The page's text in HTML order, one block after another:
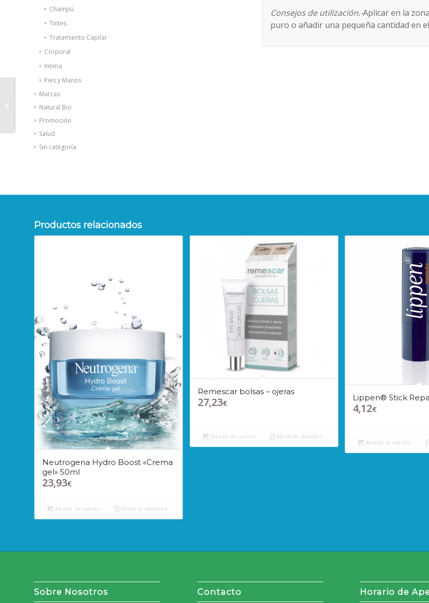
Champú
Tintes
Tratamiento Capilar
Corporal
Intima
Pies y Manos
Marcas
Natural Bio
Promoción
Salud
Sin categoría
Consejos de utilización.-Aplicar en la
puro o añadir una pequeña cantidad en
Productos relacionados
Neutrogena Hydro Boost «Crema
gel» 50ml
23,93€
Añadir al carrito Mostrar detalles
Remescar bolsas – ojeras
27,23€
Añadir al carrito Mostrar detalles
Lippen® Stick
4,12€
Añadir al carrito
Sobre Nosotros Contacto Horario de
250ml